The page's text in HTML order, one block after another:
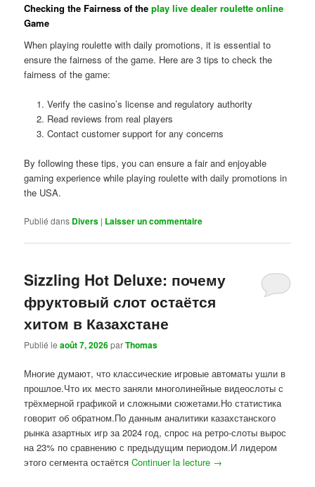
Checking the Fairness of theplay live dealer roulette online
Game
When playing roulette with daily promotions, it is essential to
ensure the fairness of the game. Here are 3 tips to check the
fairness of the game:
Verify the casino’s license and regulatory authority
Read reviews from real players
Contact customer support for any concerns
By following these tips, you can ensure a fair and enjoyable
gaming experience while playing roulette with daily promotions in
the USA.
Publié dans Divers | Laisser un commentaire
Sizzling Hot Deluxe: почему
фруктовый слот остаётся
хитом в Казахстане
Publié leaoût 7, 2026parThomas
Многие думают, что классические игровые автоматы ушли в
прошлое.Что их место заняли многолинейные видеослоты с
трёхмерной графикой и сложными сюжетами.Но статистика
говорит об обратном.По данным аналитики казахстанского
рынка азартных игр за 2024 год, спрос на ретро-слоты вырос
на 23% по сравнению с предыдущим периодом.И лидером
этого сегмента остаётсяContinuer la lecture →